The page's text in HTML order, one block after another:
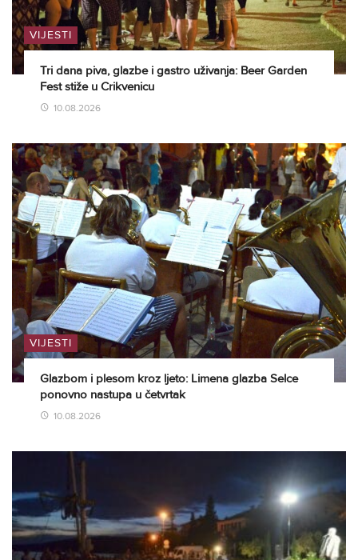
VIJESTI
Tri dana piva, glazbe i gastro uživanja: Beer Garden
Fest stiže u Crikvenicu
10.08.2026
VIJESTI
Glazbom i plesom kroz ljeto: Limena glazba Selce
ponovno nastupa u četvrtak
10.08.2026